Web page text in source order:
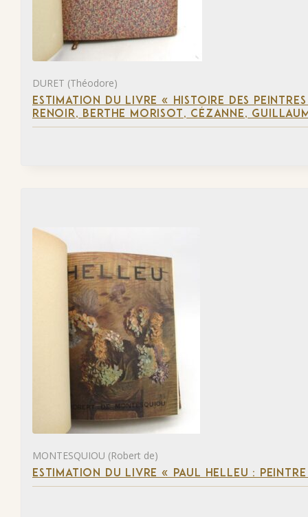
DURET (Théodore)
ESTIMATION DU LIVRE « HISTOIRE DES
RENOIR, BERTHE MORISOT, CÉZANNE,
MONTESQUIOU (Robert de)
ESTIMATION DU LIVRE « PAUL HELLEU :